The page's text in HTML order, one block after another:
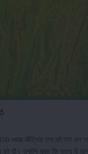
100 लाख मीट्रिक टन को पार
दी। उन्होंने कहा कि राज्य में